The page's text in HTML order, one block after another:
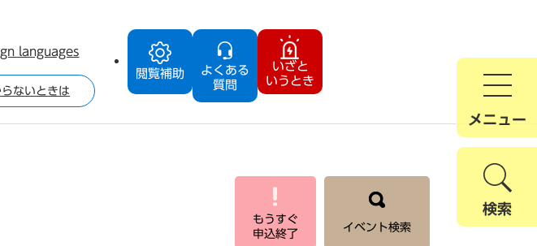
閲覧補助
よくある
質問
いざと
いうとき
languages
ないときは
メニュー
検索
もうすぐ
申込終了
イベント検索